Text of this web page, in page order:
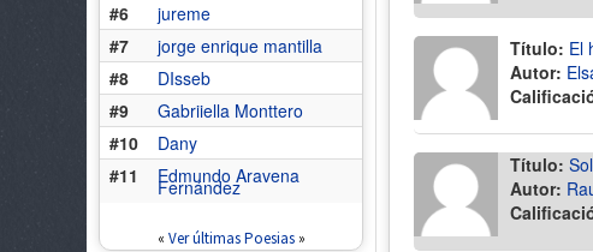
#6
jureme
#7
jorge enrique mantilla
#8
DIsseb
#9
Gabriiella Monttero
#10
Dany
#11
Edmundo Aravena
Fernández
« Ver últimas Poesias»
Título: El
Autor:
Título:
Autor: